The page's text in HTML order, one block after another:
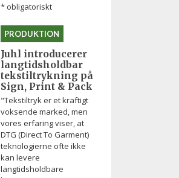
*obligatoriskt
PRODUKTION
Juhl introducerer
langtidsholdbar
tekstiltrykning på
Sign, Print & Pack
"Tekstiltryk er et kraftigt
voksende marked, men
vores erfaring viser, at
DTG (Direct To Garment)
teknologierne ofte ikke
kan levere
langtidsholdbare